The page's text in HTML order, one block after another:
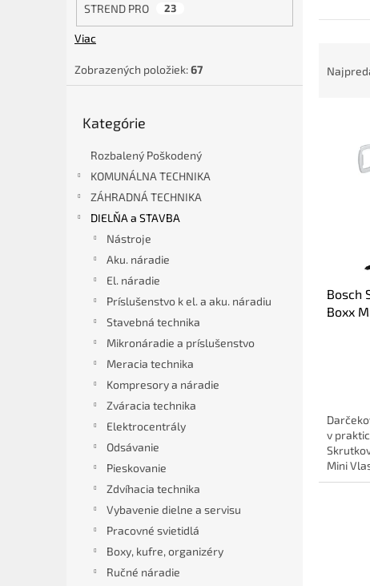
STREND PRO 23
Viac
Zobrazených položiek:67
kategórie
Kategórie
Rozbalený Poškodený
KOMUNÁLNA TECHNIKA
ZÁHRADNÁ TECHNIKA
DIELŇA a STAVBA
Nástroje
Aku. náradie
El. náradie
Príslušenstvo k el. a aku. náradiu
Stavebná technika
Mikronáradie a príslušenstvo
Meracia technika
Kompresory a náradie
Zváracia technika
Elektrocentrály
Odsávanie
Pieskovanie
Zdvíhacia technika
Vybavenie dielne a servisu
Pracovné svietidlá
Boxy, kufre, organizéry
Ručné náradie
Bosch
Boxx
v
Mini